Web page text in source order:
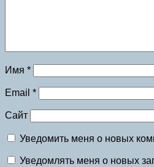
Имя *
Email *
Сайт
Уведомить меня о новых
Уведомлять меня о новых